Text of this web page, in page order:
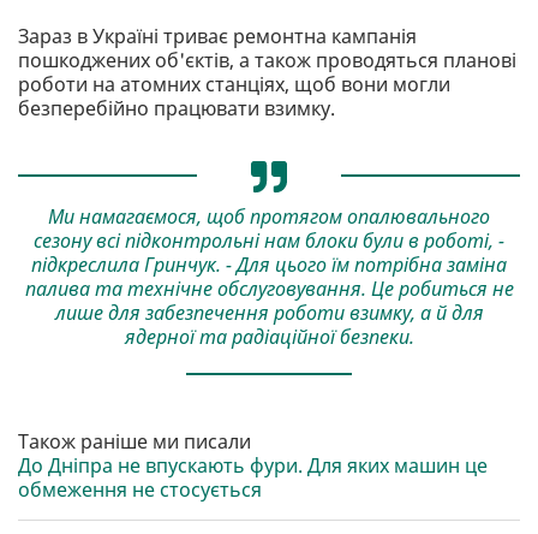
Зараз в Україні триває ремонтна кампанія
пошкоджених об'єктів, а також проводяться планові
роботи на атомних станціях, щоб вони могли
безперебійно працювати взимку.
Ми намагаємося, щоб протягом опалювального
сезону всі підконтрольні нам блоки були в роботі, -
підкреслила Гринчук. - Для цього їм потрібна заміна
палива та технічне обслуговування. Це робиться не
лише для забезпечення роботи взимку, а й для
ядерної та радіаційної безпеки.
Також раніше ми писали
До Дніпра не впускають фури. Для яких машин це
обмеження не стосується